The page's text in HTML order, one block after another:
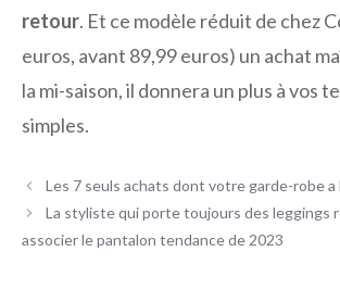
retour. Et ce modèle réduit de chez
euros, avant 89,99 euros) un achat
la mi-saison, il donnera un plus à vos
simples.
Les 7 seuls achats dont votre garde-robe a
La styliste qui porte toujours des leggings
associer le pantalon tendance de 2023